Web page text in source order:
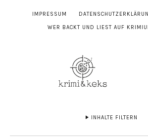
IMPRESSUM
WER BACKT UND LIEST AUF
INHALTE FILTERN